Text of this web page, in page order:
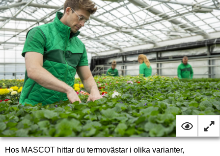
Hos MASCOT hittar du termovästar i olika varianter,